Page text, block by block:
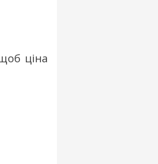
ціна